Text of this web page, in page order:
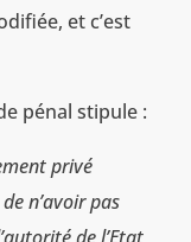
et c’est
pénal stipule :
privé
n’avoir pas
de l’Etat